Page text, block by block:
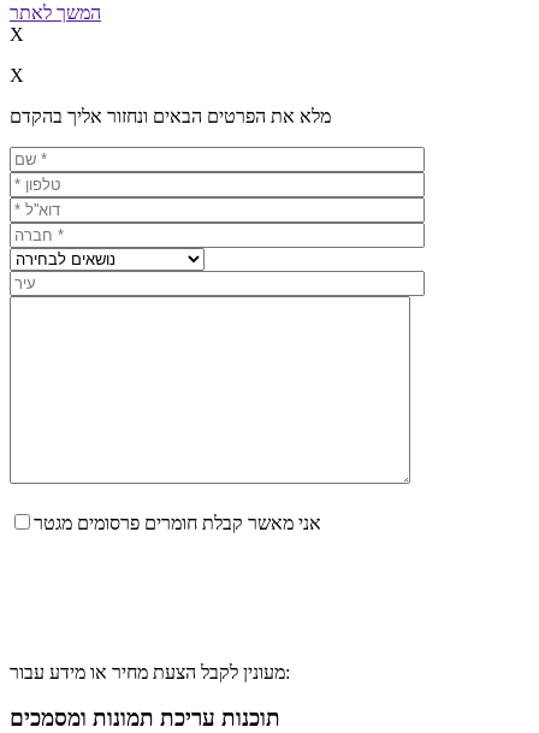
המשך לאתר
X
X
מלא את הפרטים הבאים ונחזור אליך בהקדם
אני מאשר קבלת חומרים פרסומים מגטר
מעונין לקבל הצעת מחיר או מידע עבור:
תוכנות עריכת תמונות ומסמכים